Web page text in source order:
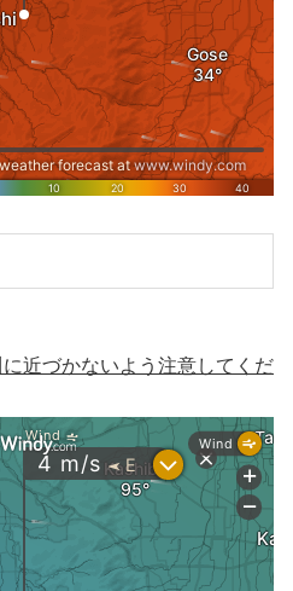
近づかないよう注意してくだ